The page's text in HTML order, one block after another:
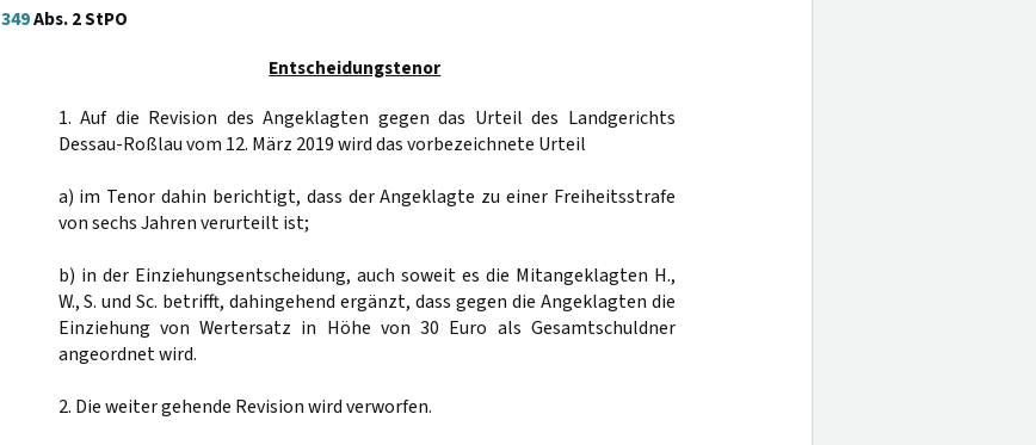
349Abs. 2 StPO
Entscheidungstenor
1. Auf die Revision des Angeklagten gegen das Urteil des Landgerichts
Dessau-Roßlau vom 12. März 2019 wird das vorbezeichnete Urteil
a) im Tenor dahin berichtigt, dass der Angeklagte zu einer Freiheitsstrafe
von sechs Jahren verurteilt ist;
b) in der Einziehungsentscheidung, auch soweit es die Mitangeklagten H.,
W., S. und Sc. betrifft, dahingehend ergänzt, dass gegen die Angeklagten die
Einziehung von Wertersatz in Höhe von 30 Euro als Gesamtschuldner
angeordnet wird.
2. Die weiter gehende Revision wird verworfen.